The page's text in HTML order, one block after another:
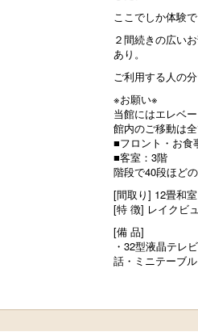
ここでしか体験
２間続きの広い
あり。
ご利用する人の
※お願い※
当館にはエレベ
館内のご移動は
■フロント・お食
■客室：3階
階段で40段ほど
[間取り] 12畳和
[特 徴] レイクビ
[備 品]
・32型液晶テレ
話・ミニテーブ